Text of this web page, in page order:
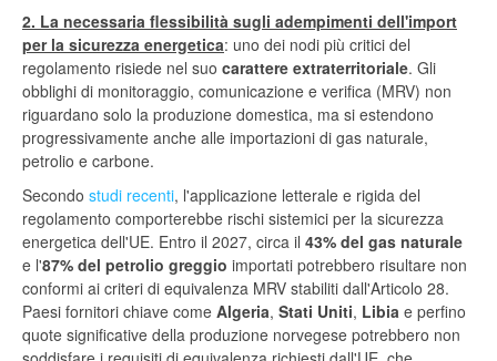
2. La necessaria flessibilità sugli adempimenti dell'import
per la sicurezza energetica: uno dei nodi più critici del
regolamento risiede nel suo carattere extraterritoriale. Gli
obblighi di monitoraggio, comunicazione e verifica (MRV) non
riguardano solo la produzione domestica, ma si estendono
progressivamente anche alle importazioni di gas naturale,
petrolio e carbone.
Secondo studi recenti, l'applicazione letterale e rigida del
regolamento comporterebbe rischi sistemici per la sicurezza
energetica dell'UE. Entro il 2027, circa il 43% del gas naturale
e l'87% del petrolio greggio importati potrebbero risultare non
conformi ai criteri di equivalenza MRV stabiliti dall'Articolo 28.
Paesi fornitori chiave come Algeria, Stati Uniti, Libia e perfino
quote significative della produzione norvegese potrebbero non